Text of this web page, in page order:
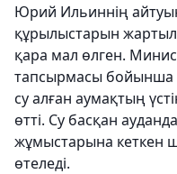
Юрий Ильиннің
құрылыстарын
қара мал өлген.
тапсырмасы бойынша
су алған аумақтың
өтті. Су басқан
жұмыстарына
өтеледі.